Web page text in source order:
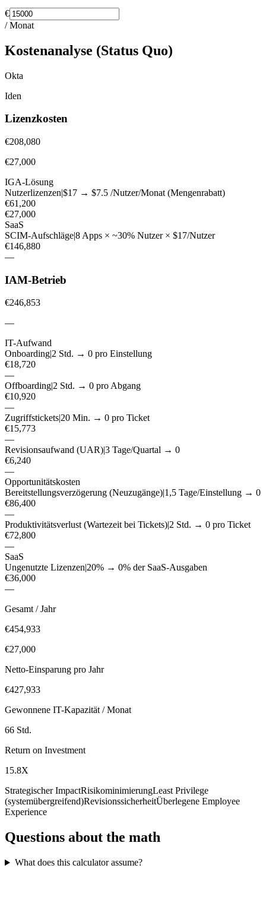
€
/ Monat
Kostenanalyse (Status Quo)
Okta
Iden
Lizenzkosten
€208,080
€27,000
IGA-Lösung
Nutzerlizenzen|$17 → $7.5 /Nutzer/Monat (Mengenrabatt)
€61,200
€27,000
SaaS
SCIM-Aufschläge|8 Apps × ~30% Nutzer × $17/Nutzer
€146,880
—
IAM-Betrieb
€246,853
—
IT-Aufwand
Onboarding2 Std. → 0 pro Einstellung
€18,720
—
Offboarding2 Std. → 0 pro Abgang
€10,920
—
Zugriffstickets20 Min. → 0 pro Ticket
€15,773
—
Revisionsaufwand (UAR)3 Tage/Quartal → 0
€6,240
—
Opportunitätskosten
Bereitstellungsverzögerung (Neuzugänge) 1,5 Tage/Einstellung → 0
€86,400
—
Produktivitätsverlust (Wartezeit bei Tickets)2 Std. → 0 pro Ticket
€72,800
—
SaaS
Ungenutzte Lizenzen20% → 0% der SaaS-Ausgaben
€36,000
—
Gesamt / Jahr
€454,933
€27,000
Netto-Einsparung pro Jahr
€427,933
Gewonnene IT-Kapazität / Monat
66 Std.
Return on Investment
15.8X
Strategischer ImpactRisikominimierungLeast Privilege
(systemübergreifend)RevisionssicherheitÜberlegene Employee
Experience
Questions about the math
What does this calculator assume?